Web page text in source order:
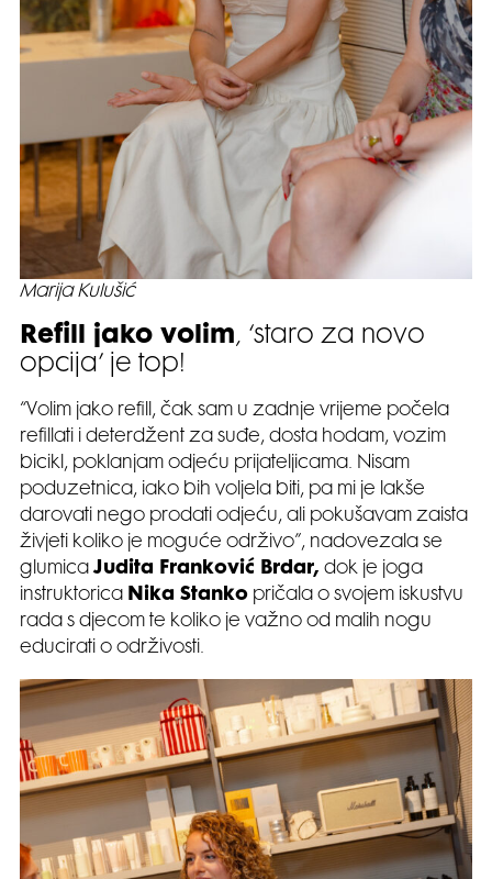
Marija Kulušić
Refill jako volim, ‘staro za novo
opcija’ je top!
“Volim jako refill, čak sam u zadnje vrijeme počela
refillati i deterdžent za suđe, dosta hodam, vozim
bicikl, poklanjam odjeću prijateljicama. Nisam
poduzetnica, iako bih voljela biti, pa mi je lakše
darovati nego prodati odjeću, ali pokušavam zaista
živjeti koliko je moguće održivo”, nadovezala se
glumicaJudita Franković Brdar, dok je joga
instruktorica Nika Stanko pričala o svojem iskustvu
rada s djecom te koliko je važno od malih nogu
educirati o održivosti.